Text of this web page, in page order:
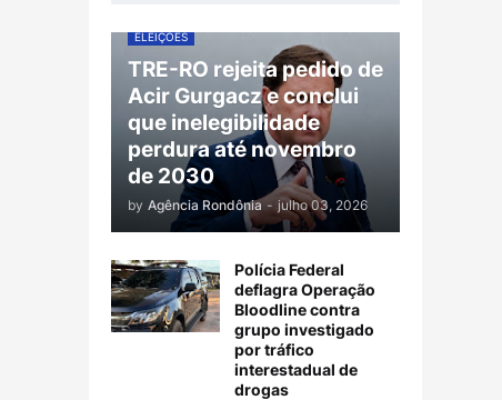
ELEIÇÕES
TRE-RO rejeita pedido de
Acir Gurgacz e conclui
que inelegibilidade
perdura até novembro
de 2030
by Agência Rondônia - julho 03, 2026
Polícia Federal
deflagra Operação
Bloodline contra
grupo investigado
por tráfico
interestadual de
drogas